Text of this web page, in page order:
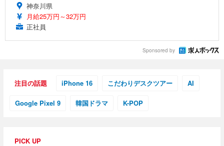
神奈川県
月給25万円～32万円
正社員
Sponsored by
注目の話題 iPhone 16 こだわりデスクツアー AI
Google Pixel 9 韓国ドラマ K-POP
PICK UP